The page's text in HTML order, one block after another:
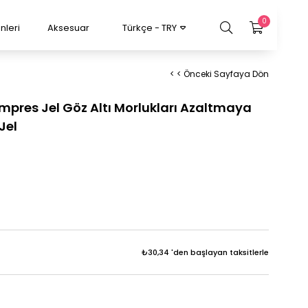
0
Türkçe - TRY
Aksesuar
< < Önceki Sayfaya Dön
Jel Göz Altı Morlukları Azaltmaya
₺30,34 'den başlayan taksitlerle